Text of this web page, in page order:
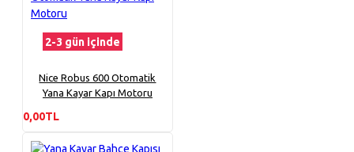
2-3 gün içinde
Nice Robus 600 Otomatik
Yana Kayar Kapı Motoru
0,00TL